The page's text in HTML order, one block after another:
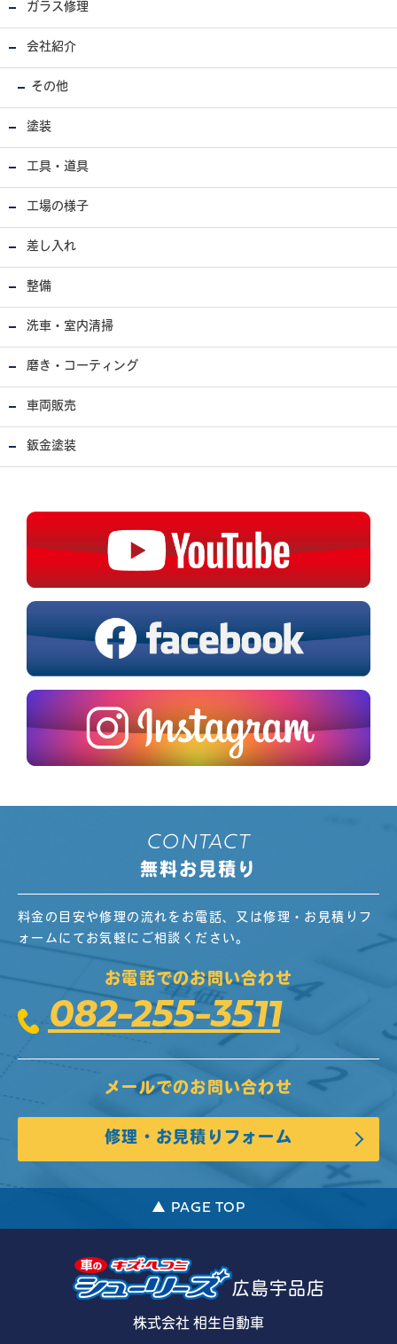
ガラス修理
会社紹介
その他
塗装
工具・道具
工場の様子
差し入れ
整備
洗車・室内清掃
磨き・コーティング
車両販売
鈑金塗装
CONTACT
無料お見積り
料金の目安や修理の流れをお電話、又は修理・お見積りフ
ォームにてお気軽にご相談ください。
お電話でのお問い合わせ
082-255-3511
メールでのお問い合わせ
修理・お見積りフォーム
▲ PAGE TOP
広島宇品店
株式会社 相生自動車